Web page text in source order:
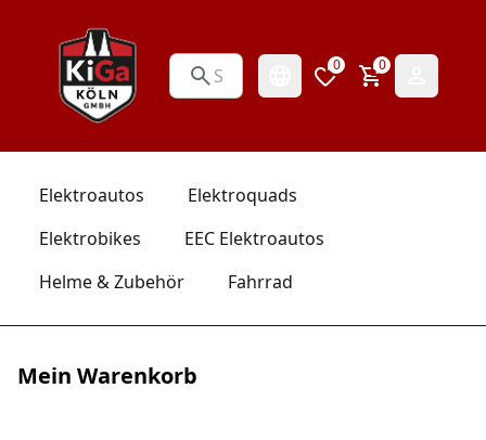
0 0
Elektroautos
Elektroquads
Elektrobikes
EEC Elektroautos
Helme & Zubehör
Fahrrad
Mein Warenkorb